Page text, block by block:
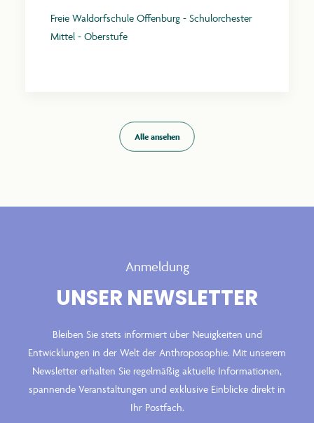
Freie Waldorfschule Offenburg - Schulorchester
Mittel - Oberstufe
Alle ansehen
Anmeldung
UNSER NEWSLETTER
Bleiben Sie stets informiert über Neuigkeiten und
Entwicklungen in der Welt der Anthroposophie. Mit unserem
Newsletter erhalten Sie regelmäßig aktuelle Informationen,
spannende Veranstaltungen und exklusive Einblicke direkt in
Ihr Postfach.